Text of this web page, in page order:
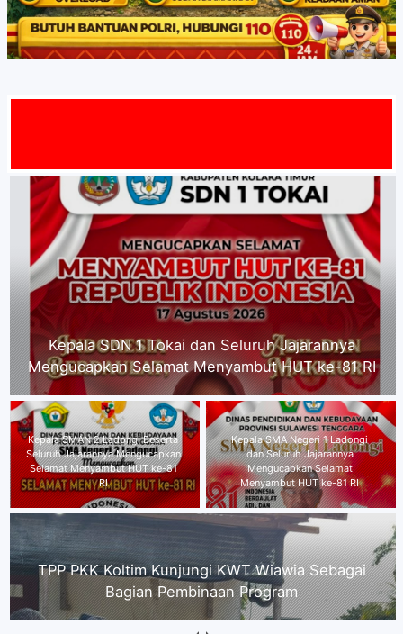
Kepala SMAN 2 Ladongi Beserta Seluruh
Jajarannya Mengucapkan Selamat Menyambut
HUT ke-81 RI
Kepala SMA Negeri 1 Ladongi
dan Seluruh Jajarannya
Mengucapkan Selamat
Menyambut HUT ke-81 RI
TPP PKK Koltim Kunjungi KWT
Wiawia Sebagai Bagian
Pembinaan Program
Kepala Dinas P2KB Kabupaten Kolaka Timur
mengucapkan,"Selamat Menyambut HUT RI ke-
81"